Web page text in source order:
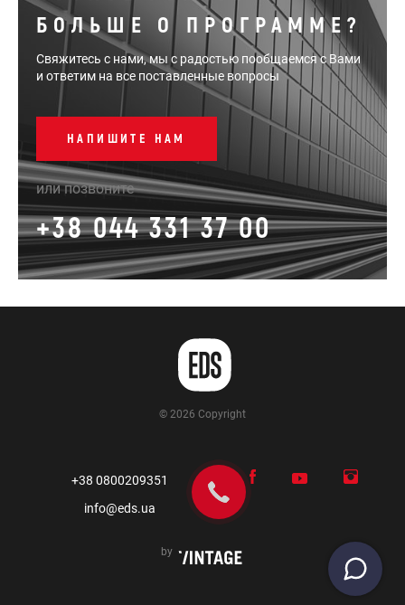
БОЛЬШЕ О ПРОГРАММЕ?
Свяжитесь с нами, мы с радостью пообщаемся с Вами
и ответим на все поставленные вопросы
НАПИШИТЕ НАМ
или позвоните
+38 044 331 37 00
© 2026 Copyright
+38 0800209351
info@eds.ua
by